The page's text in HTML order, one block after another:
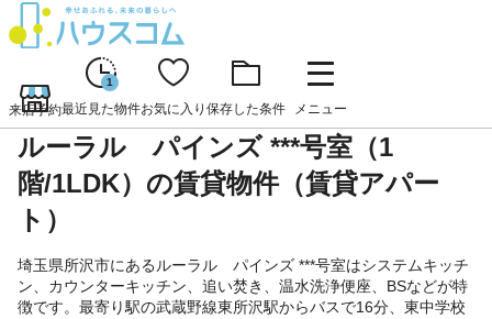
来店予約
1
最近見た物件お気に入り 保存した条件 メニュー
ルーラル パインズ ***号室（1
階/1LDK）の賃貸物件（賃貸アパー
ト）
埼玉県所沢市にあるルーラル パインズ ***号室はシステムキッチ
ン、カウンターキッチン、追い焚き、温水洗浄便座、BSなどが特
徴です。最寄り駅の武蔵野線東所沢駅からバスで16分、東中学校